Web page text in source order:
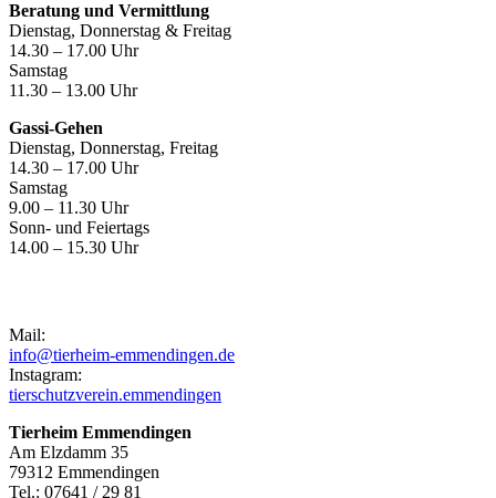
Beratung und Vermittlung
Dienstag, Donnerstag & Freitag
14.30 – 17.00 Uhr
Samstag
11.30 – 13.00 Uhr
Gassi-Gehen
Dienstag, Donnerstag, Freitag
14.30 – 17.00 Uhr
Samstag
9.00 – 11.30 Uhr
Sonn- und Feiertags
14.00 – 15.30 Uhr
Mail:
info@tierheim-emmendingen.de
Instagram:
tierschutzverein.emmendingen
Tierheim Emmendingen
Am Elzdamm 35
79312 Emmendingen
Tel.: 07641 / 29 81